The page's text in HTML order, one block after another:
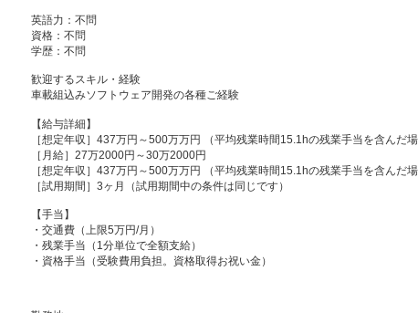
英語力：不問
資格：不問
学歴：不問
歓迎するスキル・経験
車載組込みソフトウェア開発の各種ご経験
【給与詳細】
［想定年収］437万円～500万万円 （平均残業時間15.1hの残業手当を含んだ場
［月給］27万2000円～30万2000円
［想定年収］437万円～500万万円 （平均残業時間15.1hの残業手当を含んだ場
［試⽤期間］3ヶ⽉（試用期間中の条件は同じです）
【手当】
・交通費（上限5万円/月）
・残業手当（1分単位で全額支給）
・資格手当（受験費用負担。資格取得お祝い金）